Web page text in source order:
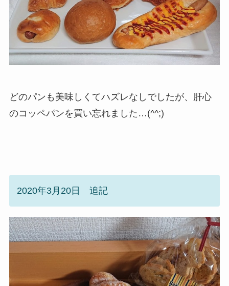
どのパンも美味しくてハズレなしでしたが、肝心
のコッペパンを買い忘れました…(^^;)
2020年3月20日 追記